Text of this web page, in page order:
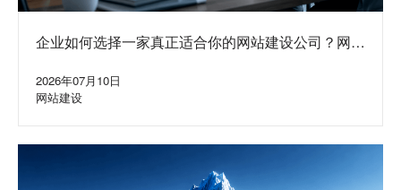
企业如何选择一家真正适合你的网站建设公司？网站
2026年07月10日
网站建设